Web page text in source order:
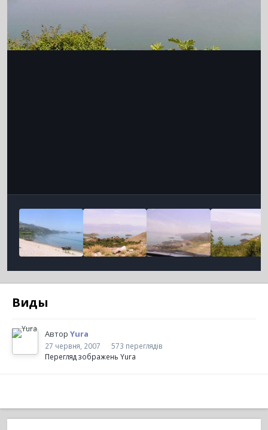
Виды
Автор Yura
27 червня, 2007
573 переглядів
Перегляд зображень Yura